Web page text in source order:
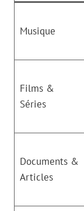
Musique
Films &
Séries
Documents &
Articles